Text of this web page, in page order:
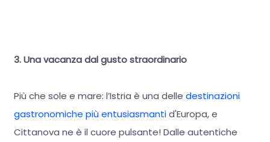
3. Una vacanza dal gusto straordinario
Più che sole e mare: l’Istria è una delle destinazioni
gastronomiche più entusiasmantid'Europa, e
Cittanova ne è il cuore pulsante! Dalle autentiche